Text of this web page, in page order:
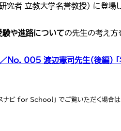
究者 立教大学名誉教授） に登場
受験や進路についての先生の考え方
No. 005 渡辺憲司先生（後編） ｢
ナビ for School」 でご覧いただく場合は